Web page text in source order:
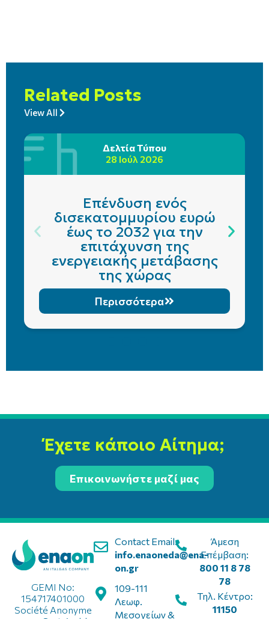
Related Posts
View All
Δελτία Τύπου
28 Ιούλ 2026
Επένδυση ενός
δισεκατομμυρίου ευρώ
έως το 2032 για την
επιτάχυνση της
ενεργειακής μετάβασης
της χώρας
Περισσότερα
Έχετε κάποιο Αίτημα;
Επικοινωνήστε μαζί μας
Contact Email:
info.enaoneda@ena-
on.gr
109-111
Λεωφ.
Μεσογείων &
GEMI No:
154717401000
Société Anonyme
Άμεση
Επέμβαση:
800 11 8 78
78
Τηλ. Κέντρο:
11150